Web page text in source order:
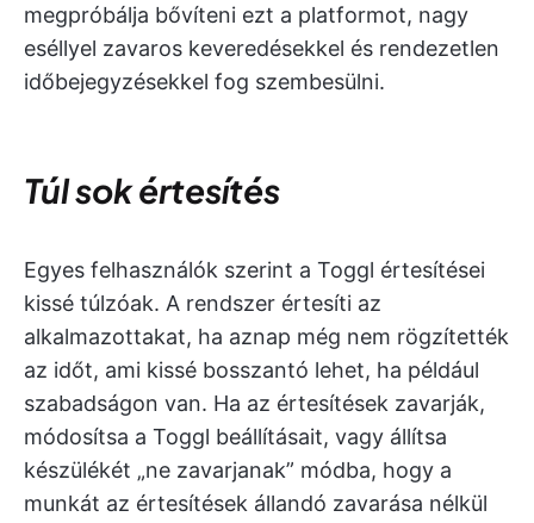
megpróbálja bővíteni ezt a platformot, nagy
eséllyel zavaros keveredésekkel és rendezetlen
időbejegyzésekkel fog szembesülni.
Túl sok értesítés
Egyes felhasználók szerint a Toggl értesítései
kissé túlzóak. A rendszer értesíti az
alkalmazottakat, ha aznap még nem rögzítették
az időt, ami kissé bosszantó lehet, ha például
szabadságon van. Ha az értesítések zavarják,
módosítsa a Toggl beállításait, vagy állítsa
készülékét „ne zavarjanak” módba, hogy a
munkát az értesítések állandó zavarása nélkül